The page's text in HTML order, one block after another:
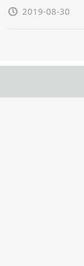
2019-08-30